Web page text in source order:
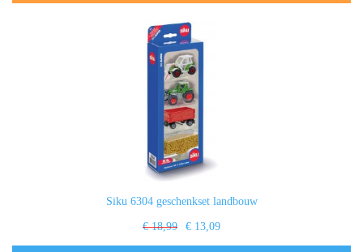
Siku 6304 geschenkset landbouw
€ 18,99 € 13,09